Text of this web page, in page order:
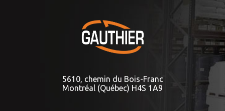
5610, chemin du Bois-Franc
Montréal (Québec) H4S 1A9